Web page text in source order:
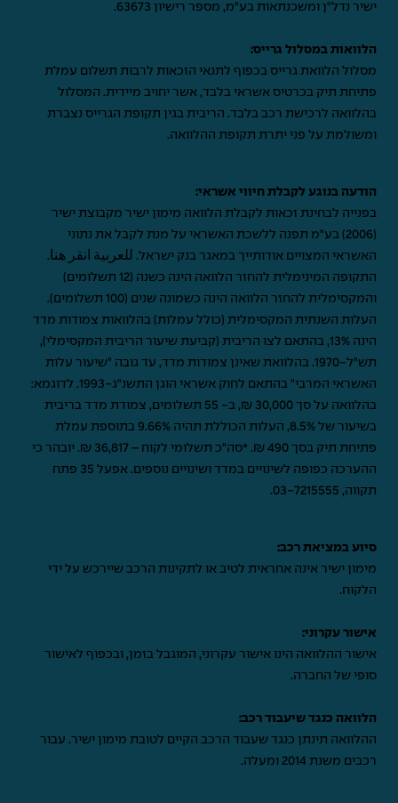
ישיר נדל"ן ומשכנתאות בע"מ, מספר רישיון 63673.
הלוואות במסלול גרייס:
מסלול הלוואת גרייס בכפוף לתנאי הזכאות לרבות תשלום עמלת
פתיחת תיק בכרטיס אשראי בלבד, אשר יחויב מיידית. המסלול
בהלוואה לרכישת רכב בלבד. הריבית בגין תקופת הגרייס נצברת
ומשולמת על פני יתרת תקופת ההלוואה.
הודעה בנוגע לקבלת חיווי אשראי:
בפנייה לבחינת זכאות לקבלת הלוואה מימון ישיר מקבוצת ישיר
(2006) בע"מ תפנה ללשכת האשראי על מנת לקבל את נתוני
האשראי המצויים אודותייך במאגר בנק ישראל. للعربية انقر هنا.
התקופה המינימלית להחזר הלוואה הינה כשנה (12 תשלומים)
והמקסימלית להחזר הלוואה הינה כשמונה שנים (100 תשלומים).
העלות השנתית המקסימלית (כולל עמלות) בהלוואות צמודות מדד
הינה 13%, בהתאם לצו הריבית (קביעת שיעור הריבית המקסימלי),
תש"ל-1970. בהלוואת שאינן צמודות מדד, עד גובה "שיעור עלות
האשראי המרבי" בהתאם לחוק אשראי הוגן התשנ"ג-1993. לדוגמא:
בהלוואה על סך 30,000 ₪, ב- 55 תשלומים, צמודת מדד בריבית
בשיעור של 8.5%, העלות הכוללת תהיה 9.66% בתוספת עמלת
פתיחת תיק בסך 490 ₪. *סה"כ תשלומי לקוח – 36,817 ₪. יובהר כי
ההערכה כפופה לשינויים במדד ושינויים נוספים. אפעל 35 פתח
תקווה, 03-7215555
.
סיוע במציאת רכב:
מימון ישיר אינה אחראית לטיב או לתקינות הרכב שיירכש על ידי
הלקוח.
אישור עקרוני:
אישור ההלוואה הינו אישור עקרוני, המוגבל בזמן, ובכפוף לאישור
סופי של החברה.
הלוואה כנגד שיעבוד רכב:
ההלוואה תינתן כנגד שעבוד הרכב הקיים לטובת מימון ישיר. עבור
רכבים משנת 2014 ומעלה.